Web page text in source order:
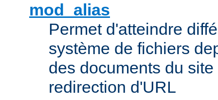
mod_alias
Permet d'atteindre
système de fichiers
des documents du
redirection d'URL